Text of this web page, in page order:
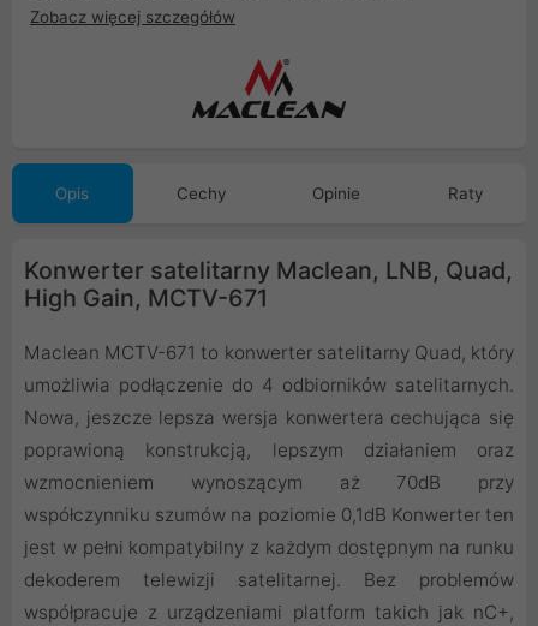
Zobacz więcej szczegółów
Opis Cechy Opinie Raty
Konwerter satelitarny Maclean, LNB, Quad,
High Gain, MCTV-671
Maclean MCTV-671 to konwerter satelitarny Quad, który
umożliwia podłączenie do 4 odbiorników satelitarnych.
Nowa, jeszcze lepsza wersja konwertera cechująca się
poprawioną konstrukcją, lepszym działaniem oraz
wzmocnieniem wynoszącym aż 70dB przy
współczynniku szumów na poziomie 0,1dB Konwerter ten
jest w pełni kompatybilny z każdym dostępnym na runku
dekoderem telewizji satelitarnej. Bez problemów
współpracuje z urządzeniami platform takich jak nC+,